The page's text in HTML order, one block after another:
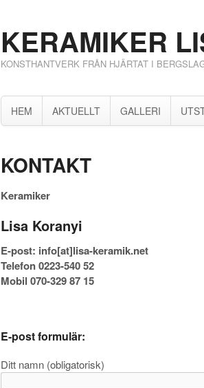
KERAMIKER
KONSTHANTVERK FRÅN HJÄRTAT I
HEM AKTUELLT GALLERI
KONTAKT
Keramiker
Lisa Koranyi
E-post: info[at]lisa-keramik.net
Telefon 0223-540 52
Mobil 070-329 87 15
E-post formulär:
Ditt namn (obligatorisk)